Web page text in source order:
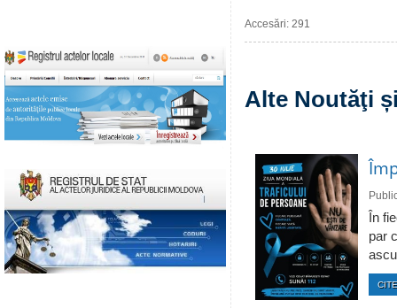
Accesări: 291
Alte Noutăţi
În
par